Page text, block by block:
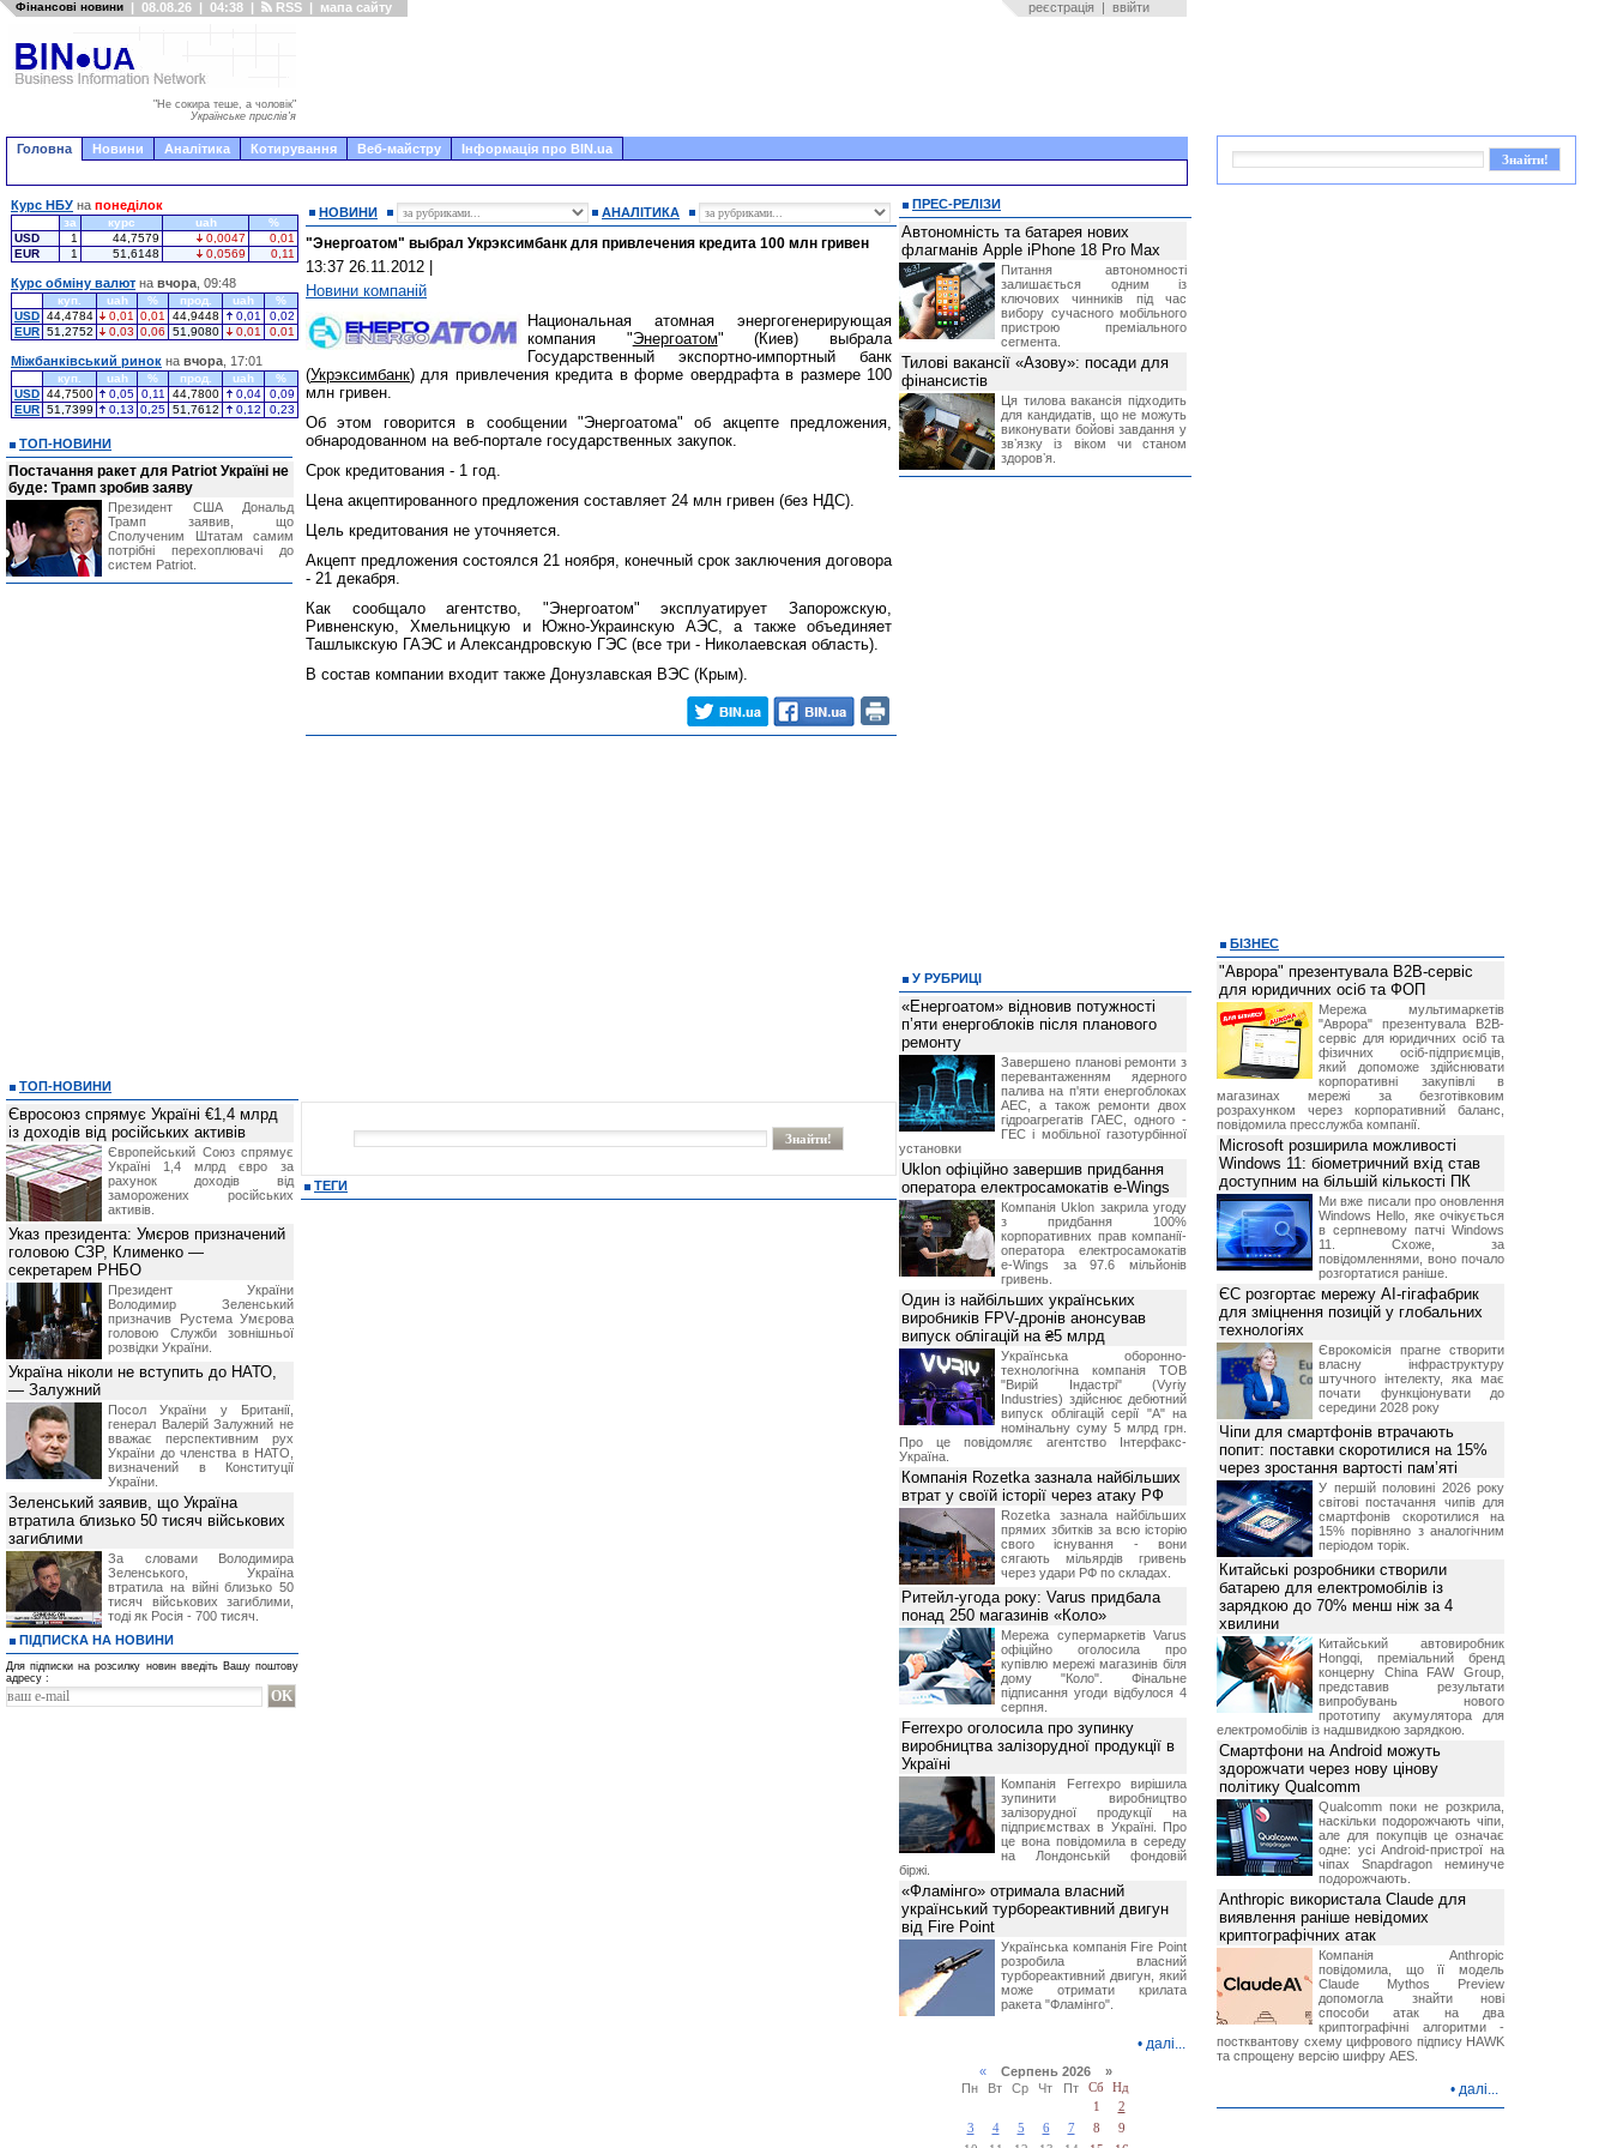
Фінансові новини | 08.08.26 | 04:38 | RSS | мапа сайту реєстрація | ввійти
"Не сокира теше, а чоловік"
Українське прислів'я
Головна Новини Аналітика Котирування Веб-майстру Інформація про BIN.ua
НОВИНИ АНАЛІТИКА
"Энергоатом" выбрал Укрэксимбанк для привлечения кредита 100 млн гривен
13:37 26.11.2012
Новини компаній
Национальная атомная энергогенерирующая
компания "Энергоатом" (Киев) выбрала
Государственный экспортно-импортный банк
(Укрэксимбанк) для привлечения кредита в форме овердрафта в размере 100
млн гривен.
Об этом говорится в сообщении "Энергоатома" об акцепте предложения,
обнародованном на веб-портале государственных закупок.
Срок кредитования - 1 год.
Цена акцептированного предложения составляет 24 млн гривен (без НДС).
Цель кредитования не уточняется.
Акцепт предложения состоялся 21 ноября, конечный срок заключения договора
- 21 декабря.
Как сообщало агентство, "Энергоатом" эксплуатирует Запорожскую,
Ривненскую, Хмельницкую и Южно-Украинскую АЭС, а также объединяет
Ташлыкскую ГАЭС и Александровскую ГЭС (все три - Николаевская область).
В состав компании входит также Донузлавская ВЭС (Крым).
ТЕГИ
Курс НБУ на понеділок
за курс uah
%
USD
1 44,7579 0,0047
0,01
EUR
1 51,6148 0,0569 0,11
Курс обміну валют на вчора , 09:48
куп. uah % прод. uah
%
USD 44,4784 0,01 0,01 44,9448 0,01
0,02
EUR 51,2752 0,03 0,06 51,9080 0,01 0,01
Міжбанківський ринок на вчора , 17:01
куп. uah % прод. uah
%
USD 44,7500 0,05 0,11 44,7800 0,04
0,09
EUR 51,7399 0,13 0,25 51,7612 0,12 0,23
ТОП-НОВИНИ
Постачання ракет для Patriot Україні не
буде: Трамп зробив заяву
Президент США Дональд
Трамп заявив, що
Сполученим Штатам самим
потрібні перехоплювачі до
систем Patriot.
ТОП-НОВИНИ
Євросоюз спрямує Україні €1,4 млрд
із доходів від російських активів
Європейський Союз спрямує
Україні 1,4 млрд євро за
рахунок доходів від
заморожених російських
активів.
Указ президента: Умєров призначений
головою СЗР, Клименко —
секретарем РНБО
Президент України
Володимир Зеленський
призначив Pустема Умєрова
головою Служби зовнішньої
розвідки України.
Україна ніколи не вступить до НАТО,
— Залужний
Посол України у Британії,
генерал Валерій Залужний не
вважає перспективним рух
України до членства в НАТО,
визначений в Конституції
України.
Зеленський заявив, що Україна
втратила близько 50 тисяч військових
загиблими
За словами Володимира
Зеленського, Україна
втратила на війні близько 50
тисяч військових загиблими,
тоді як Росія - 700 тисяч.
ПІДПИСКА НА НОВИНИ
Для підписки на розсилку новин введіть Вашу поштову
адресу :
ПРЕС-РЕЛІЗИ
Автономність та батарея нових
флагманів Apple iPhone 18 Pro Max
Питання автономності
залишається одним із
ключових чинників під час
вибору сучасного мобільного
пристрою преміального
сегмента.
Тилові вакансії «Азову»: посади для
фінансистів
Ця тилова вакансія підходить
для кандидатів, що не можуть
виконувати бойові завдання у
звʼязку із віком чи станом
здоровʼя.
У РУБРИЦІ
«Енергоатом» відновив потужності
п’яти енергоблоків після планового
ремонту
Завершено планові ремонти з
перевантаженням ядерного
палива на п'яти енергоблоках
АЕС, а також ремонти двох
гідроагрегатів ГАЕС, одного -
ГЕС і мобільної газотурбінної
установки
Uklon офіційно завершив придбання
оператора електросамокатів e-Wings
Компанія Uklon закрила угоду
з придбання 100%
корпоративних прав компанії-
оператора електросамокатів
e-Wings за 97.6 мільйонів
гривень.
Один із найбільших українських
виробників FPV-дронів анонсував
випуск облігацій на ₴5 млрд
Українська оборонно-
технологічна компанія ТОВ
"Вирій Індастрі" (Vyriy
Industries) здійснює дебютний
випуск облігацій серії "А" на
номінальну суму 5 млрд грн.
Про це повідомляє агентство Інтерфакс-
Україна.
Компанія Rozetka зазнала найбільших
втрат у своїй історії через атаку РФ
Rozetka зазнала найбільших
прямих збитків за всю історію
свого існування - вони
сягають мільярдів гривень
через удари РФ по складах.
Ритейл-угода року: Varus придбала
понад 250 магазинів «Коло»
Мережа супермаркетів Varus
офіційно оголосила про
купівлю мережі магазинів біля
дому "Коло". Фінальне
підписання угоди відбулося 4
серпня.
Ferrexpo оголосила про зупинку
виробництва залізорудної продукції в
Україні
Компанія Ferrexpo вирішила
зупинити виробництво
залізорудної продукції на
підприємствах в Україні. Про
це вона повідомила в середу
на Лондонській фондовій
біржі.
«Фламінго» отримала власний
український турбореактивний двигун
від Fire Point
Українська компанія Fire Point
розробила власний
турбореактивний двигун, який
може отримати крилата
ракета "Фламінго".
• далі...
«Серпень 2026 »
Пн
Вт Ср Чт Пт Сб
Нд
1
2
3
4 5 6 7 8
9
БІЗНЕС
"Аврора" презентувала B2B-сервіс
для юридичних осіб та ФОП
Мережа мультимаркетів
"Аврора" презентувала B2B-
сервіс для юридичних осіб та
фізичних осіб-підприємців,
який допоможе здійснювати
корпоративні закупівлі в
магазинах мережі за безготівковим
розрахунком через корпоративний баланс,
повідомила пресслужба компанії.
Microsoft розширила можливості
Windows 11: біометричний вхід став
доступним на більшій кількості ПК
Ми вже писали про оновлення
Windows Hello, яке очікується
в серпневому патчі Windows
11. Схоже, за
повідомленнями, воно почало
розгортатися раніше.
ЄС розгортає мережу AI-гігафабрик
для зміцнення позицій у глобальних
технологіях
Єврокомісія прагне створити
власну інфраструктуру
штучного інтелекту, яка має
почати функціонувати до
середини 2028 року
Чіпи для смартфонів втрачають
попит: поставки скоротилися на 15%
через зростання вартості пам’яті
У першій половині 2026 року
світові постачання чипів для
смартфонів скоротилися на
15% порівняно з аналогічним
періодом торік.
Китайські розробники створили
батарею для електромобілів із
зарядкою до 70% менш ніж за 4
хвилини
Китайський автовиробник
Hongqi, преміальний бренд
концерну China FAW Group,
представив результати
випробувань нового
прототипу акумулятора для
електромобілів із надшвидкою зарядкою.
Смартфони на Android можуть
здорожчати через нову цінову
політику Qualcomm
Qualcomm поки не розкрила,
наскільки подорожчають чіпи,
але для покупців це означає
одне: усі Android-пристрої на
чіпах Snapdragon неминуче
подорожчають.
Anthropic використала Claude для
виявлення раніше невідомих
криптографічних атак
Компанія Anthropic
повідомила, що її модель
Claude Mythos Preview
допомогла знайти нові
способи атак на два
криптографічні алгоритми -
постквантову схему цифрового підпису HAWK
та спрощену версію шифру AES.
• далі...